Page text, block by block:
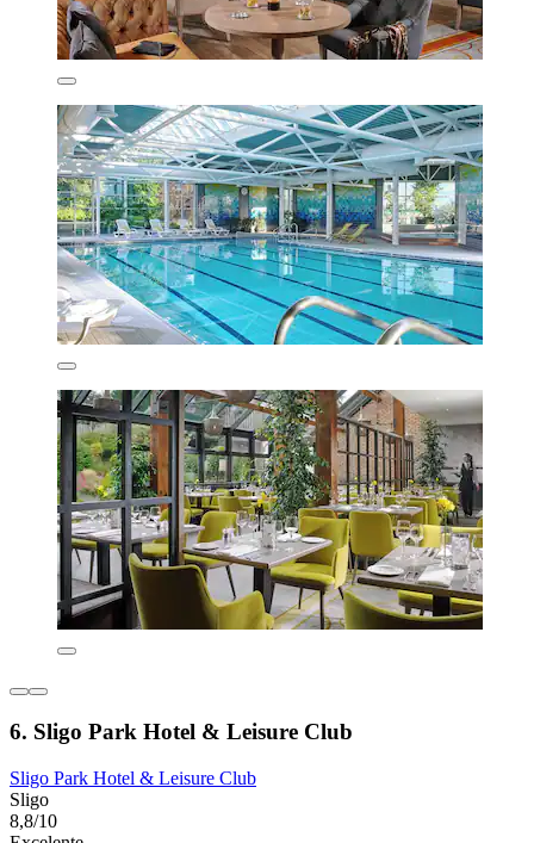
6. Sligo Park Hotel & Leisure Club
Sligo Park Hotel & Leisure Club
Sligo
8,8/10